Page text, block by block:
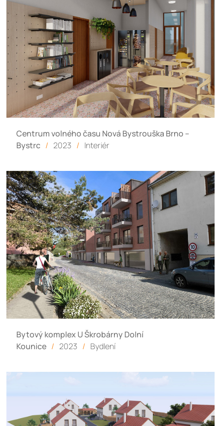
Centrum volného času Nová Bystrouška Brno –
Bystrc / 2023 / Interiér
Bytový komplex U Škrobárny Dolní
Kounice / 2023 / Bydlení